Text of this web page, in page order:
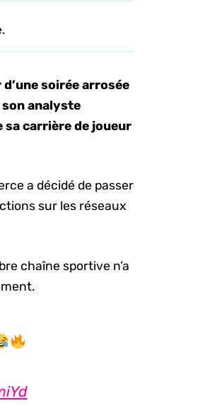
soirée arrosée
son analyste
sa carrière de joueur
a décidé de passer
sur les réseaux
chaîne sportive n’a